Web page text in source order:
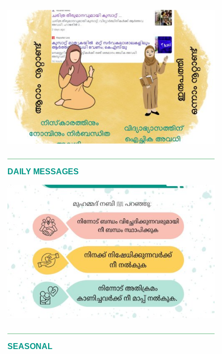
DAILY MESSAGES
SEASONAL